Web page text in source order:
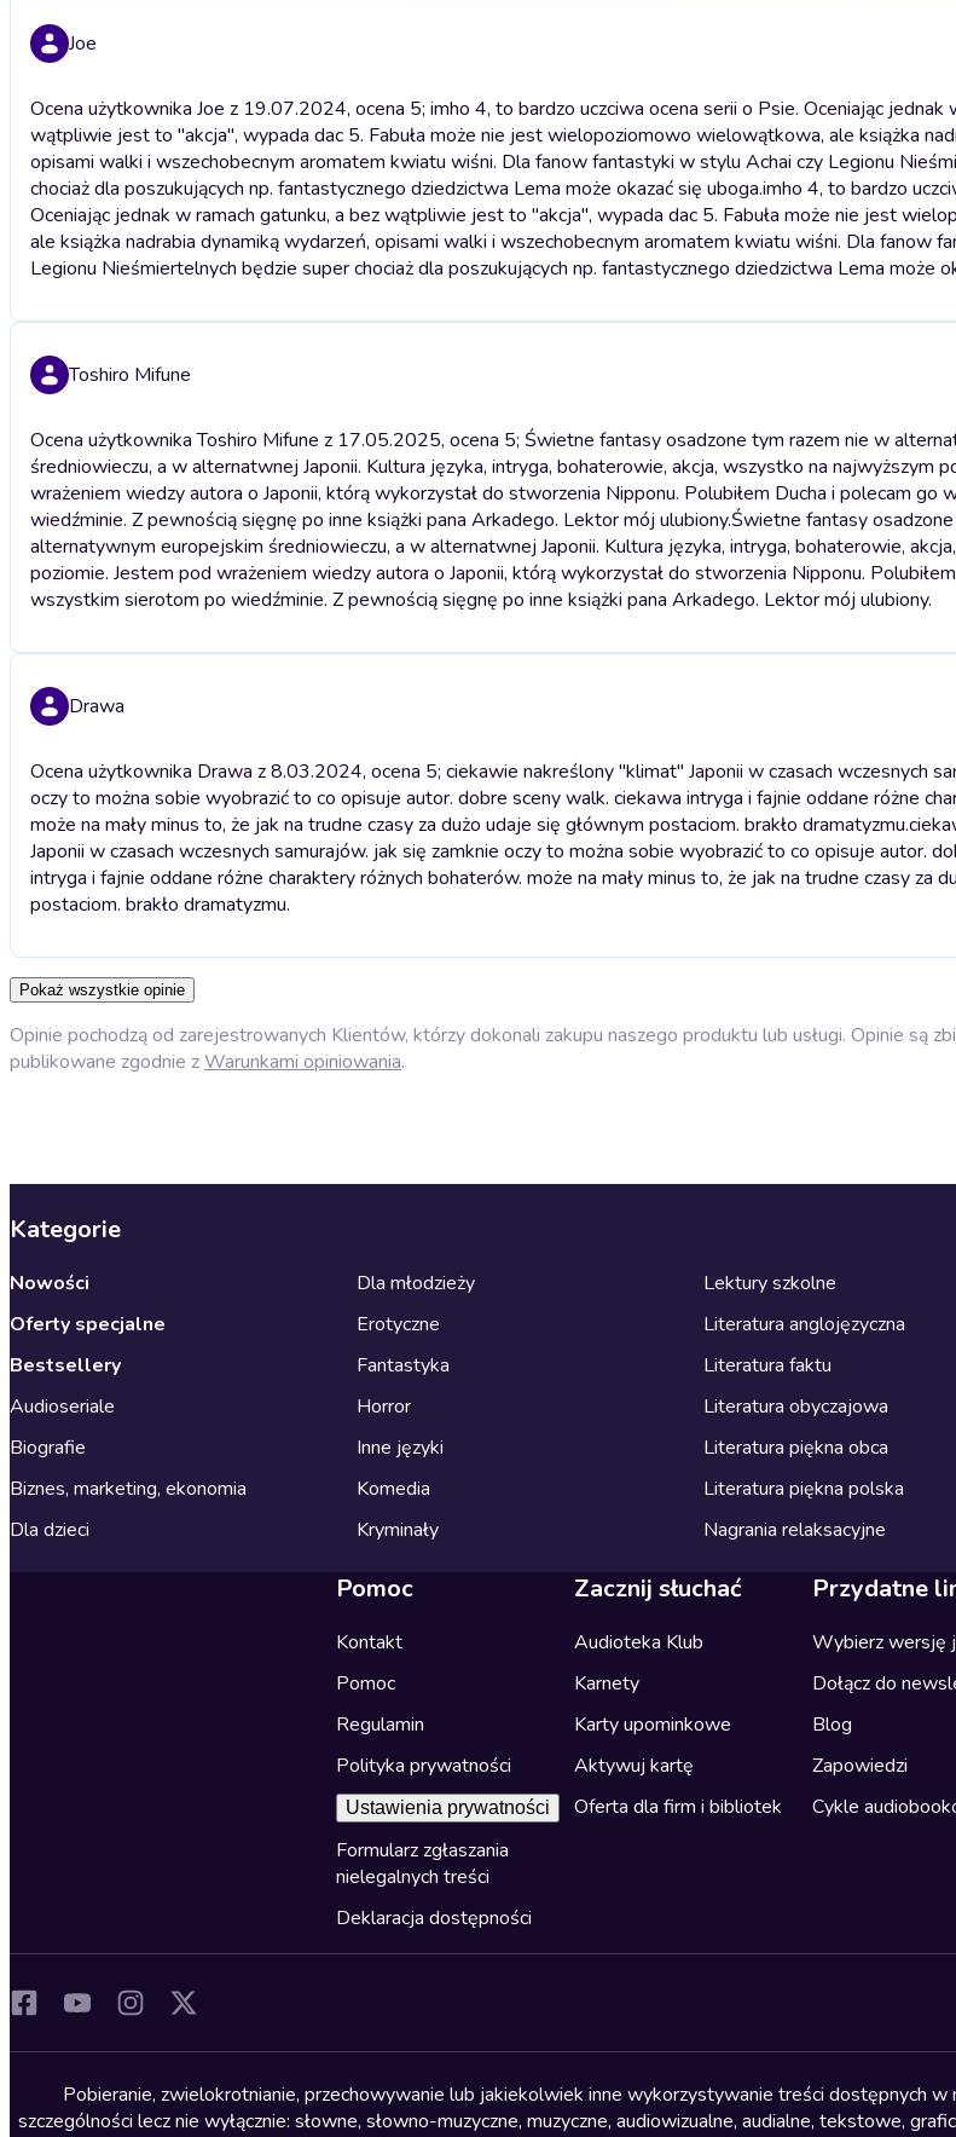
Joe
Ocena użytkownika Joe z 19.07.2024, ocena 5; imho 4, to bardzo uczciwa ocena serii o Psie. Oceniając jednak
wątpliwie jest to "akcja", wypada dac 5. Fabuła może nie jest wielopoziomowo wielowątkowa, ale książka
opisami walki i wszechobecnym aromatem kwiatu wiśni. Dla fanow fantastyki w stylu Achai czy Legionu
chociaż dla poszukujących np. fantastycznego dziedzictwa Lema może okazać się uboga.imho 4, to bardzo
Oceniając jednak w ramach gatunku, a bez wątpliwie jest to "akcja", wypada dac 5. Fabuła może nie jest
ale książka nadrabia dynamiką wydarzeń, opisami walki i wszechobecnym aromatem kwiatu wiśni. Dla fanow
Legionu Nieśmiertelnych będzie super chociaż dla poszukujących np. fantastycznego dziedzictwa Lema może
Toshiro Mifune
Ocena użytkownika Toshiro Mifune z 17.05.2025, ocena 5; Świetne fantasy osadzone tym razem nie w
średniowieczu, a w alternatwnej Japonii. Kultura języka, intryga, bohaterowie, akcja, wszystko na najwyższym
wrażeniem wiedzy autora o Japonii, którą wykorzystał do stworzenia Nipponu. Polubiłem Ducha i polecam go
wiedźminie. Z pewnością sięgnę po inne książki pana Arkadego. Lektor mój ulubiony.Świetne fantasy
alternatywnym europejskim średniowieczu, a w alternatwnej Japonii. Kultura języka, intryga, bohaterowie,
poziomie. Jestem pod wrażeniem wiedzy autora o Japonii, którą wykorzystał do stworzenia Nipponu.
wszystkim sierotom po wiedźminie. Z pewnością sięgnę po inne książki pana Arkadego. Lektor mój ulubiony.
Drawa
Ocena użytkownika Drawa z 8.03.2024, ocena 5; ciekawie nakreślony "klimat" Japonii w czasach wczesnych
oczy to można sobie wyobrazić to co opisuje autor. dobre sceny walk. ciekawa intryga i fajnie oddane różne
może na mały minus to, że jak na trudne czasy za dużo udaje się głównym postaciom. brakło dramatyzmu.
Japonii w czasach wczesnych samurajów. jak się zamknie oczy to można sobie wyobrazić to co opisuje autor.
intryga i fajnie oddane różne charaktery różnych bohaterów. może na mały minus to, że jak na trudne czasy za
postaciom. brakło dramatyzmu.
Pokaż wszystkie opinie
Opinie pochodzą od zarejestrowanych Klientów, którzy dokonali zakupu naszego produktu lub usługi. Opinie są
publikowane zgodnie zWarunkami opiniowania.
Kategorie
Nowości
Oferty specjalne
Bestsellery
Audioseriale
Biografie
Biznes, marketing, ekonomia
Dla dzieci
Dla młodzieży
Erotyczne
Fantastyka
Horror
Inne języki
Komedia
Kryminały
Lektury szkolne
Literatura anglojęzyczna
Literatura faktu
Literatura obyczajowa
Literatura piękna obca
Literatura piękna polska
Nagrania relaksacyjne
Pomoc
Kontakt
Pomoc
Regulamin
Polityka prywatności
Ustawienia prywatności
Formularz zgłaszania
nielegalnych treści
Deklaracja dostępności
Zacznij słuchać
Audioteka Klub
Karnety
Karty upominkowe
Aktywuj kartę
Oferta dla firm i bibliotek
Przydatne
Wybierz wersję
Dołącz do
Blog
Zapowiedzi
Cykle
Pobieranie, zwielokrotnianie, przechowywanie lub jakiekolwiek inne wykorzystywanie treści dostępnych
szczególności lecz nie wyłącznie: słowne, słowno-muzyczne, muzyczne, audiowizualne, audialne, tekstowe,